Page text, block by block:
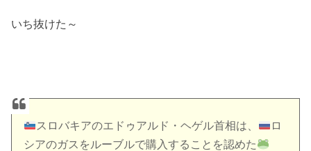
いち抜けた～
スロバキアのエドゥアルド・ヘゲル首相は、
ロ
シアのガスをルーブルで購入することを認めた